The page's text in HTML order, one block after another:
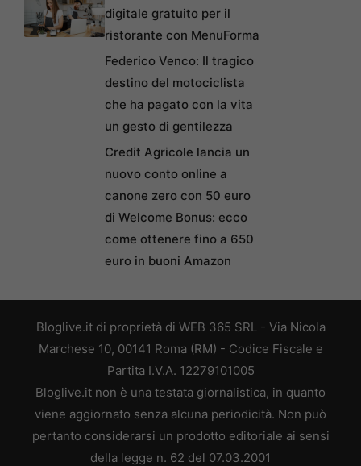
digitale gratuito per il
ristorante con MenuForma
Federico Venco: Il tragico
destino del motociclista
che ha pagato con la vita
un gesto di gentilezza
Credit Agricole lancia un
nuovo conto online a
canone zero con 50 euro
di Welcome Bonus: ecco
come ottenere fino a 650
euro in buoni Amazon
Bloglive.it di proprietà di WEB 365 SRL - Via Nicola
Marchese 10, 00141 Roma (RM) - Codice Fiscale e
Partita I.V.A. 12279101005
Bloglive.it non è una testata giornalistica, in quanto
viene aggiornato senza alcuna periodicità. Non può
pertanto considerarsi un prodotto editoriale ai sensi
della legge n. 62 del 07.03.2001